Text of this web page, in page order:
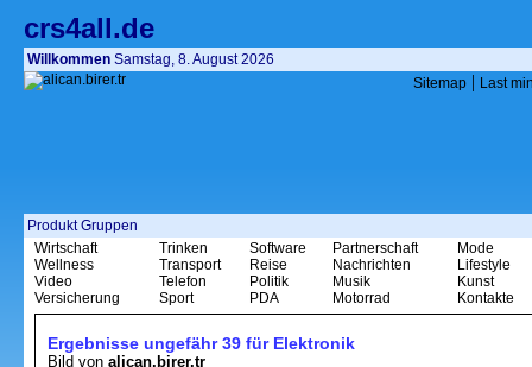
crs4all.de
Willkommen Samstag, 8. August 2026
Sitemap | Last
Produkt Gruppen
Wirtschaft
Wellness
Video
Versicherung
Trinken
Transport
Telefon
Sport
Software
Reise
Politik
PDA
Partnerschaft
Nachrichten
Musik
Motorrad
Mode
Lifestyle
Kunst
Kontakte
Ergebnisse ungefähr 39 für Elektronik
Bild von alican.birer.tr